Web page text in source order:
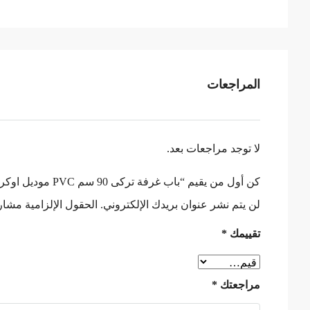
المراجعات
لا توجد مراجعات بعد.
كن أول من يقيم “باب غرفة تركى 90 سم PVC موديل اوكراني”
لن يتم نشر عنوان بريدك الإلكتروني. الحقول الإلزامية مشار
تقييمك *
مراجعتك *